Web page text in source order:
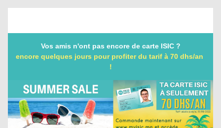
Vos amis n'ont pas encore de carte ISIC ?
encore quelques jours pour profiter du tarif à 70 dhs/an
!